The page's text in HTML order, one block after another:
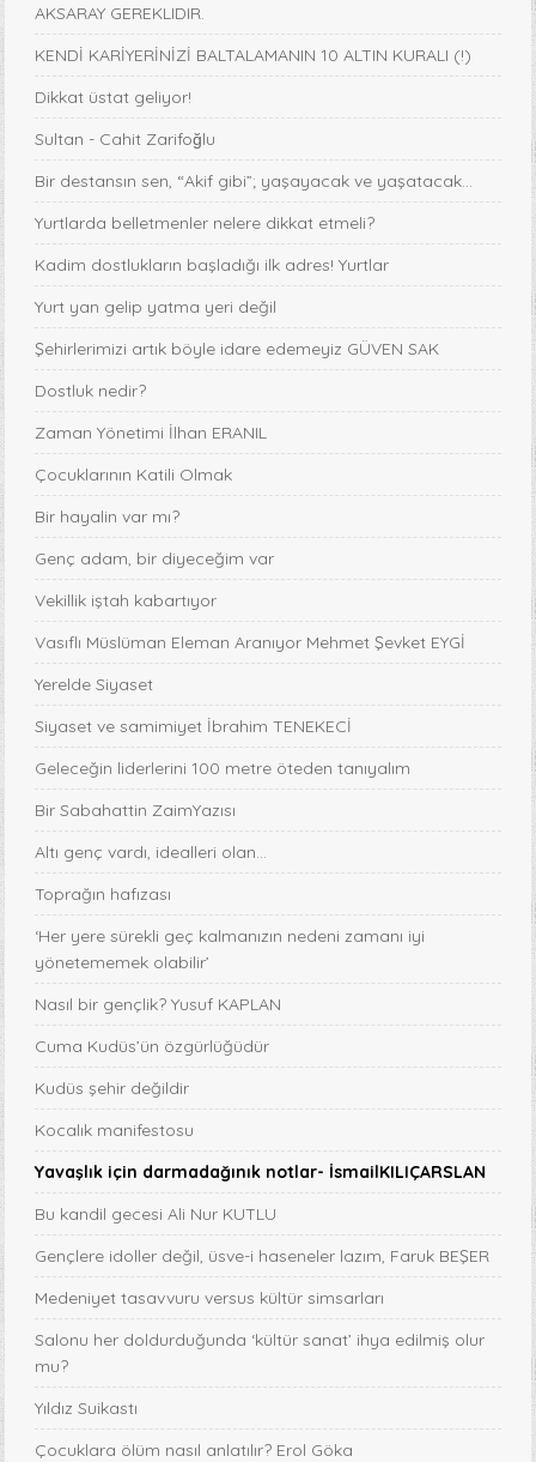
AKSARAY GEREKLIDIR.
KENDİ KARİYERİNİZİ BALTALAMANIN 10 ALTIN KURALI (!)
Dikkat üstat geliyor!
Sultan - Cahit Zarifoğlu
Bir destansın sen, “Akif gibi”; yaşayacak ve yaşatacak...
Yurtlarda belletmenler nelere dikkat etmeli?
Kadim dostlukların başladığı ilk adres! Yurtlar
Yurt yan gelip yatma yeri değil
Şehirlerimizi artık böyle idare edemeyiz GÜVEN SAK
Dostluk nedir?
Zaman Yönetimi İlhan ERANIL
Çocuklarının Katili Olmak
Bir hayalin var mı?
Genç adam, bir diyeceğim var
Vekillik iştah kabartıyor
Vasıflı Müslüman Eleman Aranıyor Mehmet Şevket EYGİ
Yerelde Siyaset
Siyaset ve samimiyet İbrahim TENEKECİ
Geleceğin liderlerini 100 metre öteden tanıyalım
Bir Sabahattin ZaimYazısı
Altı genç vardı, idealleri olan...
Toprağın hafızası
‘Her yere sürekli geç kalmanızın nedeni zamanı iyi
yönetememek olabilir’
Nasıl bir gençlik? Yusuf KAPLAN
Cuma Kudüs’ün özgürlüğüdür
Kudüs şehir değildir
Kocalık manifestosu
Yavaşlık için darmadağınık notlar- İsmailKILIÇARSLAN
Bu kandil gecesi Ali Nur KUTLU
Gençlere idoller değil, üsve-i haseneler lazım, Faruk BEŞER
Medeniyet tasavvuru versus kültür simsarları
Salonu her doldurduğunda ‘kültür sanat’ ihya edilmiş olur
mu?
Yıldız Suikastı
Çocuklara ölüm nasıl anlatılır? Erol Göka